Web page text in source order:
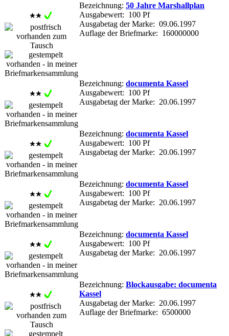
Bezeichnung: 50 Jahre Marshallplan
Ausgabewert: 100 Pf
Ausgabetag der Marke: 09.06.1997
Auflage der Briefmarke: 160000000
Bezeichnung: documenta Kassel
Ausgabewert: 100 Pf
Ausgabetag der Marke: 20.06.1997
Bezeichnung: documenta Kassel
Ausgabewert: 100 Pf
Ausgabetag der Marke: 20.06.1997
Bezeichnung: documenta Kassel
Ausgabewert: 100 Pf
Ausgabetag der Marke: 20.06.1997
Bezeichnung: documenta Kassel
Ausgabewert: 100 Pf
Ausgabetag der Marke: 20.06.1997
Bezeichnung: Blockausgabe: documenta
Kassel
Ausgabetag der Marke: 20.06.1997
Auflage der Briefmarke: 6500000